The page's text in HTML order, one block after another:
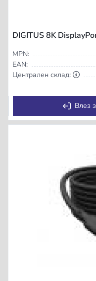
DIGITUS 8K
MPN:
EAN:
Централен склад:
Влез